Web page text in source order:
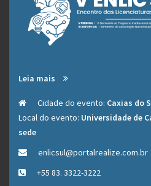
Leia mais
Cidade do evento: Caxias do
Local do evento: Universidade de
sede
enlicsul@portalrealize.com.br
+55 83. 3322-3222
Este site usa cookies para